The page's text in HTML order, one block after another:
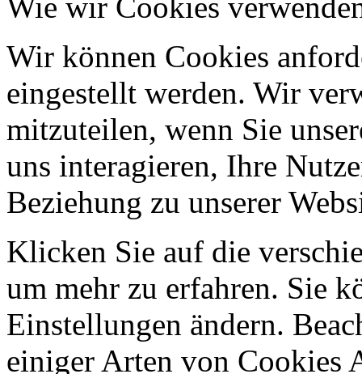
Wie wir Cookies
Wir können Cookies
eingestellt werden. Wir
mitzuteilen, wenn Sie
uns interagieren, Ihre
Beziehung zu unserer
Klicken Sie auf die
um mehr zu erfahren. Sie
Einstellungen ändern.
einiger Arten von Cookies